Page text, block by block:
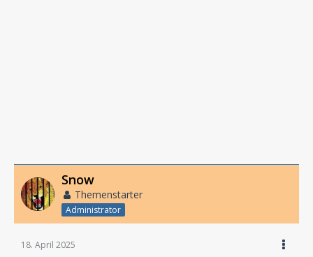
Snow
Themenstarter
Administrator
18. April 2025